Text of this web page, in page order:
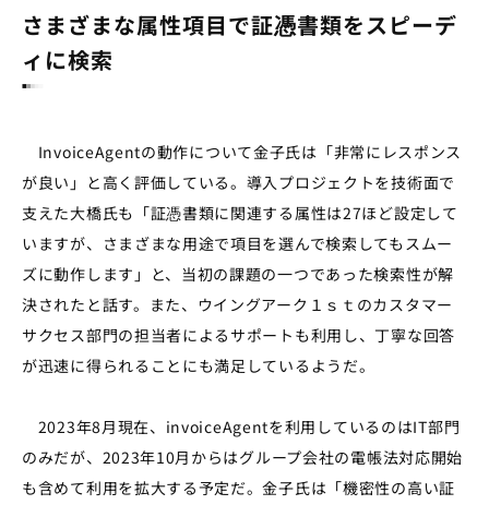
さまざまな属性項目で証憑書類をスピーデ
ィに検索
InvoiceAgentの動作について金子氏は「非常にレスポンス
が良い」と高く評価している。導入プロジェクトを技術面で
支えた大橋氏も「証憑書類に関連する属性は27ほど設定して
いますが、さまざまな用途で項目を選んで検索してもスムー
ズに動作します」と、当初の課題の一つであった検索性が解
決されたと話す。また、ウイングアーク１ｓｔのカスタマー
サクセス部門の担当者によるサポートも利用し、丁寧な回答
が迅速に得られることにも満足しているようだ。
2023年8月現在、invoiceAgentを利用しているのはIT部門
のみだが、2023年10月からはグループ会社の電帳法対応開始
も含めて利用を拡大する予定だ。金子氏は「機密性の高い証